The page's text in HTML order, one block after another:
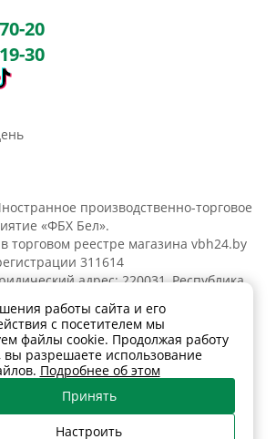
20
30
производственно-торговое
«ФБХ Бел».
торговом реестре магазина vbh24.by
311614
адрес: 220031, Республика
Танковая, 15-1, 5 этаж;
N190736367 от 11.02.2014.
работы сайта и его
с посетителем мы
файлы cookie. Продолжая работу
вы разрешаете использование
Подробнее об этом
Принять
Настроить